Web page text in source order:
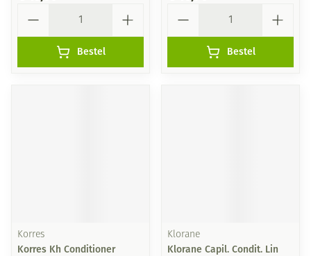
Bestel Bestel
Korres
Korres Kh Conditioner
Klorane
Klorane Capil. Condit. Lin